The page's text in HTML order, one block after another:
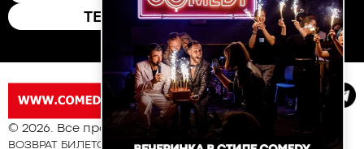
ТЕЛЕГРАМ
© 2026. Все права защищены
ВОЗВРАТ БИЛЕТОВ